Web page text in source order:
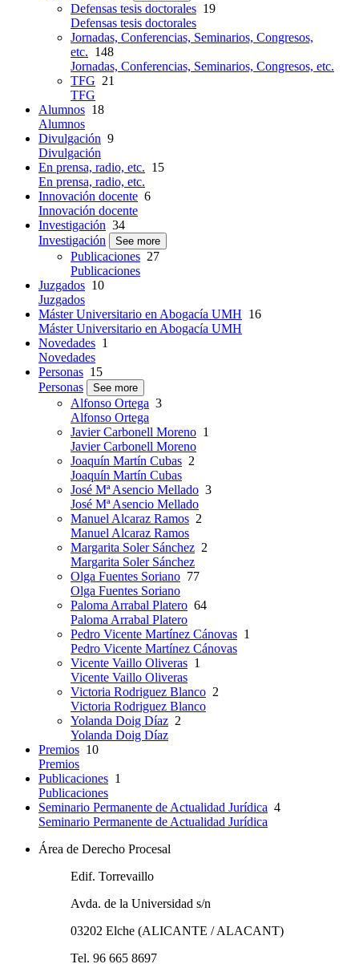
Defensas tesis doctorales 19
Defensas tesis doctorales
Jornadas, Conferencias, Seminarios, Congresos,
etc. 148
Jornadas, Conferencias, Seminarios, Congresos, etc.
TFG 21
TFG
Alumnos 18
Alumnos
Divulgación 9
Divulgación
En prensa, radio, etc. 15
En prensa, radio, etc.
Innovación docente 6
Innovación docente
Investigación 34
Investigación
See more
Publicaciones 27
Publicaciones
Juzgados 10
Juzgados
Máster Universitario en Abogacía UMH 16
Máster Universitario en Abogacía UMH
Novedades 1
Novedades
Personas 15
Personas
See more
Alfonso Ortega 3
Alfonso Ortega
Javier Carbonell Moreno 1
Javier Carbonell Moreno
Joaquín Martín Cubas 2
Joaquín Martín Cubas
José Mª Asencio Mellado 3
José Mª Asencio Mellado
Manuel Alcaraz Ramos 2
Manuel Alcaraz Ramos
Margarita Soler Sánchez 2
Margarita Soler Sánchez
Olga Fuentes Soriano 77
Olga Fuentes Soriano
Paloma Arrabal Platero 64
Paloma Arrabal Platero
Pedro Vicente Martínez Cánovas 1
Pedro Vicente Martínez Cánovas
Vicente Vaillo Oliveras 1
Vicente Vaillo Oliveras
Victoria Rodriguez Blanco 2
Victoria Rodriguez Blanco
Yolanda Doig Díaz 2
Yolanda Doig Díaz
Premios 10
Premios
Publicaciones 1
Publicaciones
Seminario Permanente de Actualidad Jurídica 4
Seminario Permanente de Actualidad Jurídica
Área de Derecho Procesal
Edif. Torrevaillo
Avda. de la Universidad s/n
03202 Elche (ALICANTE / ALACANT)
Tel. 96 665 8697